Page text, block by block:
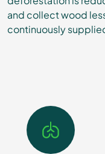
and collect wood
continuously